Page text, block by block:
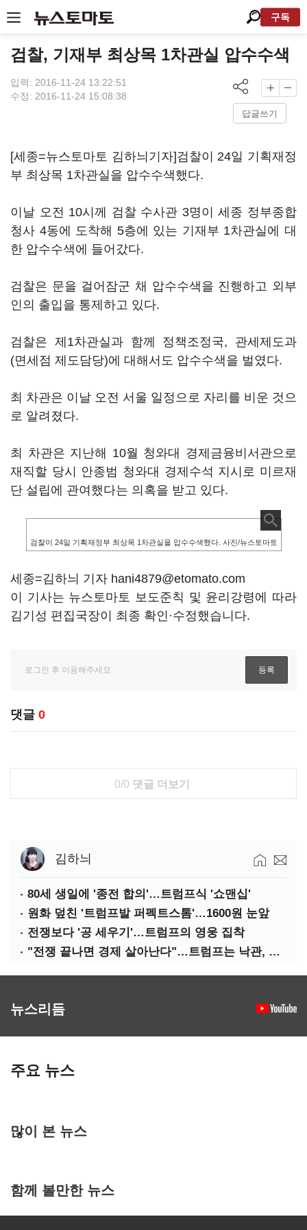
구독
검찰, 기재부 최상목 1차관실 압수수색
입력: 2016-11-24 13:22:51
수정: 2016-11-24 15:08:38
답글쓰기
[세종=뉴스토마토 김하늬기자]검찰이 24일 기획재정
부 최상목 1차관실을 압수수색했다.
이날 오전 10시께 검찰 수사관 3명이 세종 정부종합
청사 4동에 도착해 5층에 있는 기재부 1차관실에 대
한 압수수색에 들어갔다.
검찰은 문을 걸어잠군 채 압수수색을 진행하고 외부
인의 출입을 통제하고 있다.
검찰은 제1차관실과 함께 정책조정국, 관세제도과
(면세점 제도담당)에 대해서도 압수수색을 벌였다.
최 차관은 이날 오전 서울 일정으로 자리를 비운 것으
로 알려졌다.
최 차관은 지난해 10월 청와대 경제금융비서관으로
재직할 당시 안종범 청와대 경제수석 지시로 미르재
단 설립에 관여했다는 의혹을 받고 있다.
검찰이 24일 기획재정부 최상목 1차관실을 압수수색했다. 사진/뉴스토마토
세종=김하늬 기자 hani4879@etomato.com
이 기사는 뉴스토마토 보도준칙 및 윤리강령에 따라
김기성 편집국장이 최종 확인·수정했습니다.
댓글 0
0/0 댓글 더보기
김하늬
80세 생일에 '종전 합의'…트럼프식 '쇼맨십'
원화 덮친 '트럼프발 퍼펙트스톰'…1600원 눈앞
전쟁보다 '공 세우기'…트럼프의 영웅 집착
"전쟁 끝나면 경제 살아난다"…트럼프는 낙관, 미국인은 싸늘
뉴스리듬
주요 뉴스
많이 본 뉴스
함께 볼만한 뉴스